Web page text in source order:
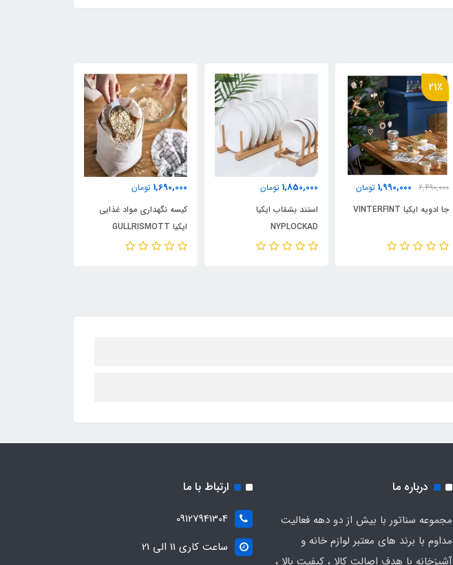
21٪
2,490,000
1,990,000 تومان
جا ادویه ایکیا VINTERFINT
1,850,000 تومان
استند بشقاب ایکیا
NYPLOCKAD
1,690,000 تومان
کیسه نگهداری مواد غذایی
ایکیا GULLRISMOTT
درباره ما
مجموعه سناتور با بیش از دو دهه فعالیت
مداوم با برند های معتبر لوازم خانه و
آشپزخانه با هدف اصالت کالا ، کیفیت بالا ،
ارتباط با ما
09127941304
ساعت کاری 11 الی 21